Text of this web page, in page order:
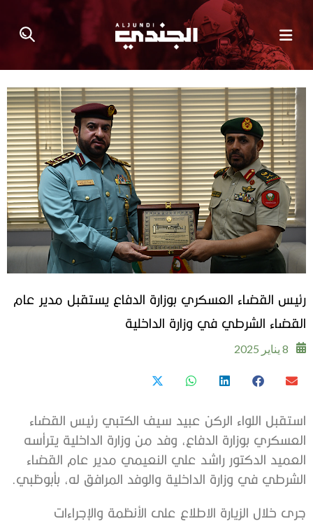
رئيس القضاء العسكري بوزارة الدفاع يستقبل مدير عام
القضاء الشرطي في وزارة الداخلية
8 يناير 2025
استقبل اللواء الركن عبيد سيف الكتبي رئيس القضاء
العسكري بوزارة الدفاع، وفد من وزارة الداخلية يترأسه
العميد الدكتور راشد علي النعيمي مدير عام القضاء
الشرطي في وزارة الداخلية والوفد المرافق له، بأبوظبي.
جرى خلال الزيارة الاطلاع على الأنظمة والإجراءات